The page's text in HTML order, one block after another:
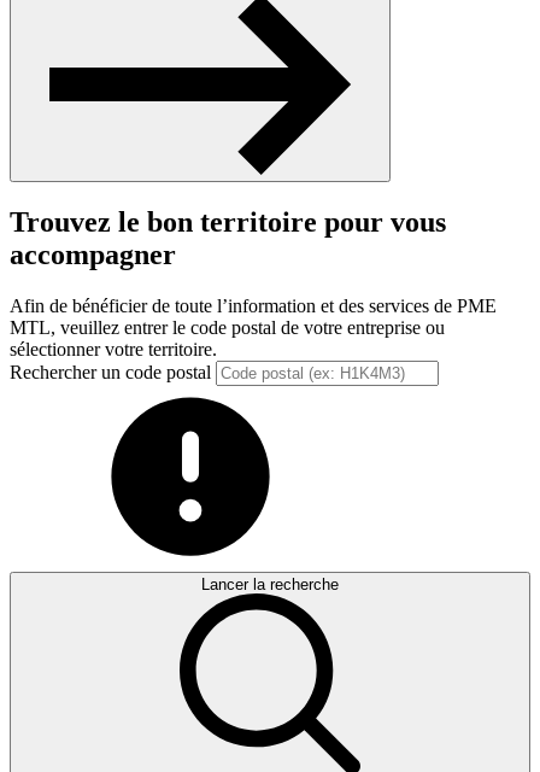
Trouvez le bon territoire pour vous
accompagner
Afin de bénéficier de toute l’information et des services de PME
MTL, veuillez entrer le code postal de votre entreprise ou
sélectionner votre territoire.
Rechercher un code postal
Lancer la recherche